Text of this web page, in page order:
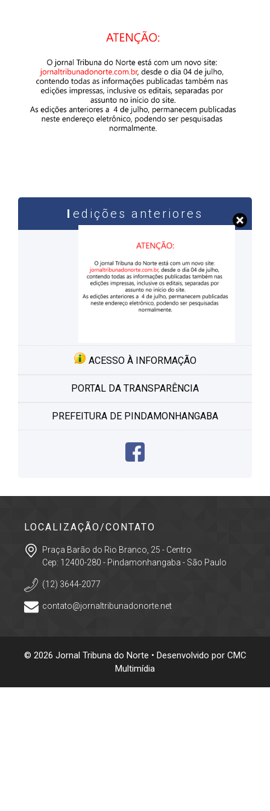
edições anteriores
ACESSO À INFORMAÇÃO
PORTAL DA TRANSPARÊNCIA
PREFEITURA DE PINDAMONHANGABA
LOCALIZAÇÃO/CONTATO
Praça Barão do Rio Branco, 25 - Centro
Cep: 12400-280 - Pindamonhangaba - São Paulo
(12) 3644-2077
contato@jornaltribunadonorte.net
© 2026 Jornal Tribuna do Norte • Desenvolvido por CMC
Multimídia